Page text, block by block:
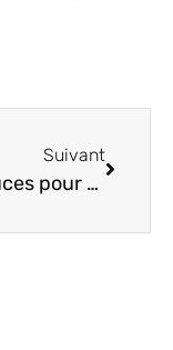
Suivant
Les astuces pour pouvoir avoir une voiture de luxe.